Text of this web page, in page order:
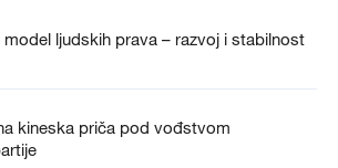
model ljudskih prava – razvoj i stabilnost
kineska priča pod vođstvom